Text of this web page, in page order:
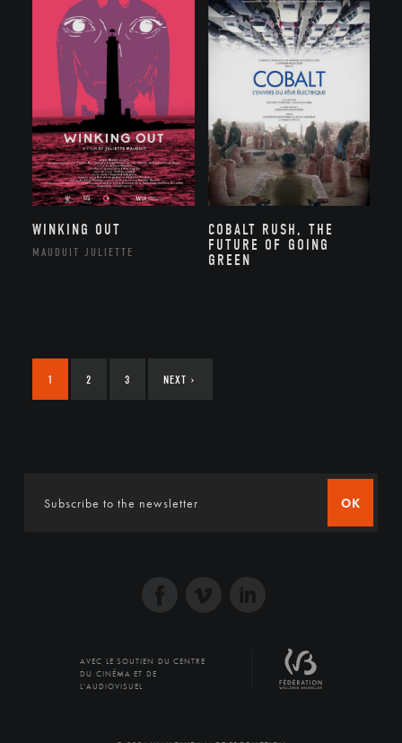
WINKING OUT
MAUDUIT JULIETTE
COBALT RUSH, THE
FUTURE OF GOING
GREEN
1 2 3 NEXT ›
OK
AVEC LE SOUTIEN DU CENTRE
DU CINÉMA ET DE
L'AUDIOVISUEL